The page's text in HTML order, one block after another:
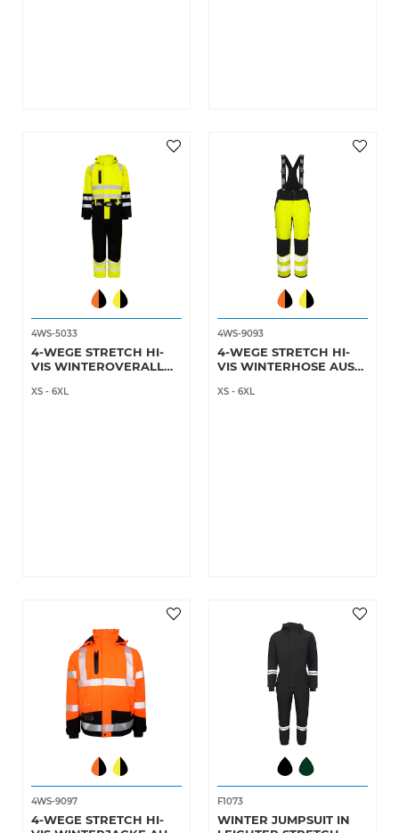
4WS-5033
4-WEGE STRETCH HI-
VIS WINTEROVERALL
QUALITÄT
XS - 6XL
4WS-9093
4-WEGE STRETCH HI-
VIS WINTERHOSE AUS
QUALITÄT
XS - 6XL
4WS-9097
4-WEGE STRETCH HI-
F1073
WINTER JUMPSUIT IN